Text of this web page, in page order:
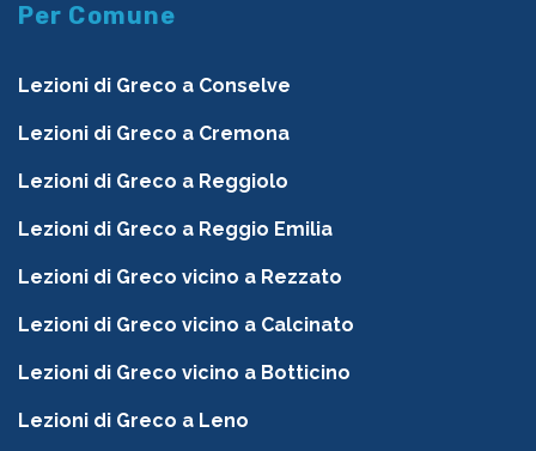
Per Comune
Lezioni di Greco a Conselve
Lezioni di Greco a Cremona
Lezioni di Greco a Reggiolo
Lezioni di Greco a Reggio Emilia
Lezioni di Greco vicino a Rezzato
Lezioni di Greco vicino a Calcinato
Lezioni di Greco vicino a Botticino
Lezioni di Greco a Leno